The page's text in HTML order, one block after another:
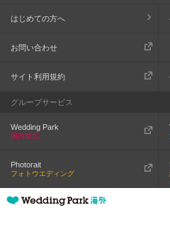
はじめての方へ
お問い合わせ
サイト利用規約
グループサービス
Wedding Park
国内挙式
Photorait
フォトウエディング